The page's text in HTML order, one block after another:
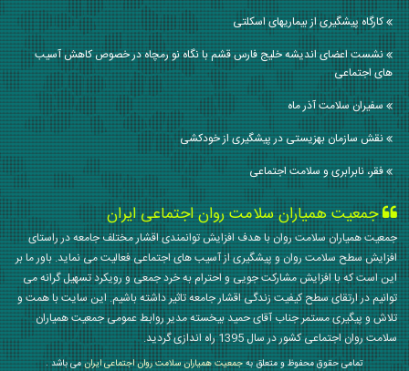
کارگاه پیشگیری از بیماریهای اسکلتی
نشست اعضای اندیشه خلیج فارس قشم با نگاه نو رمچاه در خصوص کاهش آسیب
های اجتماعی
سفیران سلامت آذر ماه
نقش سازمان بهزیستی در پیشگیری از خودکشی
فقر، نابرابری و سلامت اجتماعی
جمعیت همیاران سلامت روان اجتماعی ایران
جمعیت همیاران سلامت روان با هدف افزایش توانمندی اقشار مختلف جامعه در راستای
افزایش سطح سلامت روان و پیشگیری از آسیب های اجتماعی فعالیت می نماید. باور ما بر
این است که با افزایش مشارکت جویی و احترام به خرد جمعی و رویکرد تسهیل گرانه می
توانیم در ارتقای سطح کیفیت زندگی اقشار جامعه تاثیر داشته باشیم. این سایت با همت و
تلاش و پیگیری مستمر جناب آقای حمید بیخسته مدیر روابط عمومی جمعیت همیاران
سلامت روان اجتماعی کشور در سال 1395 راه اندازی گردید.
تمامی حقوق محفوظ و متعلق بهجمعیت همیاران سلامت روان اجتماعی ایرانمی باشد .